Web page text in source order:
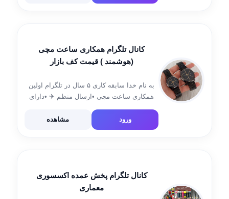
کانال تلگرام همکاری ساعت مچی
(هوشمند ) قیمت کف بازار
به نام خدا سابقه کاری ۵ سال در تلگرام اولین
همکاری ساعت مچی •ارسال منظم ✈ •دارای
کلا ۲۵ تومان میباشد ارسال از خراسان رضوی
مشهد ثبت سفارش […]
ورود مشاهده
کانال تلگرام پخش عمده اکسسوری
معماری